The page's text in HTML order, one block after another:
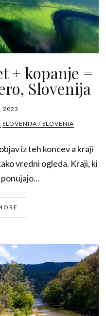
+ kopanje =
Slovenija
2023
SLOVENIJA / SLOVENIA
iz teh koncev a kraji
vredni ogleda. Kraji, ki